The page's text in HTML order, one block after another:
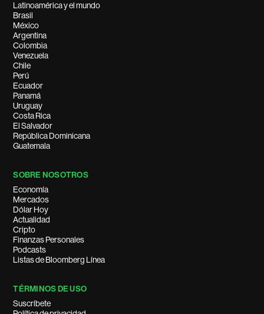
Latinoamérica y el mundo
Brasil
México
Argentina
Colombia
Venezuela
Chile
Perú
Ecuador
Panamá
Uruguay
Costa Rica
El Salvador
República Dominicana
Guatemala
SOBRE NOSOTROS
Economía
Mercados
Dólar Hoy
Actualidad
Cripto
Finanzas Personales
Podcasts
Listas de Bloomberg Línea
TÉRMINOS DE USO
Suscríbete